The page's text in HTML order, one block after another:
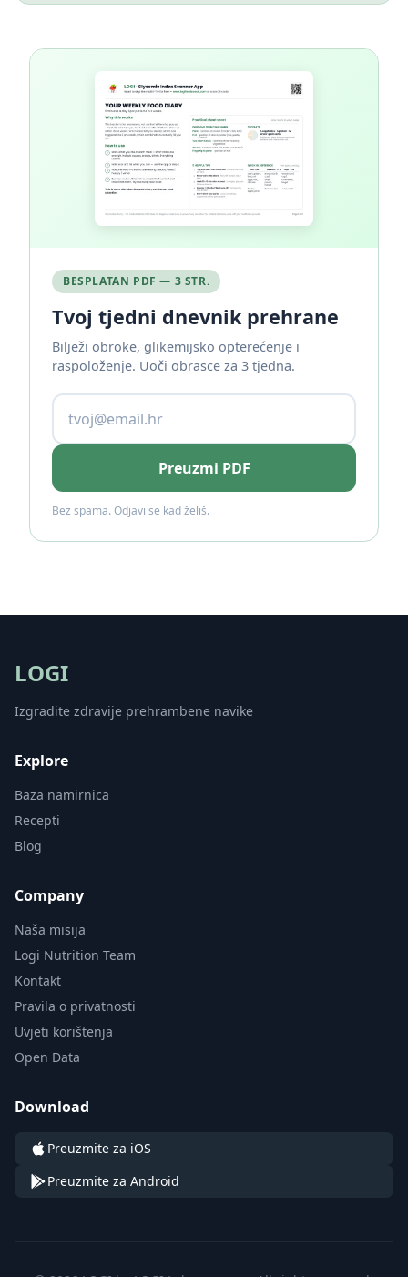
BESPLATAN PDF — 3 STR.
Tvoj tjedni dnevnik prehrane
Bilježi obroke, glikemijsko opterećenje i
raspoloženje. Uoči obrasce za 3 tjedna.
Preuzmi PDF
Bez spama. Odjavi se kad želiš.
LOGI
Izgradite zdravije prehrambene navike
Explore
Baza namirnica
Recepti
Blog
Company
Naša misija
Logi Nutrition Team
Kontakt
Pravila o privatnosti
Uvjeti korištenja
Open Data
Download
Preuzmite za iOS
Preuzmite za Android